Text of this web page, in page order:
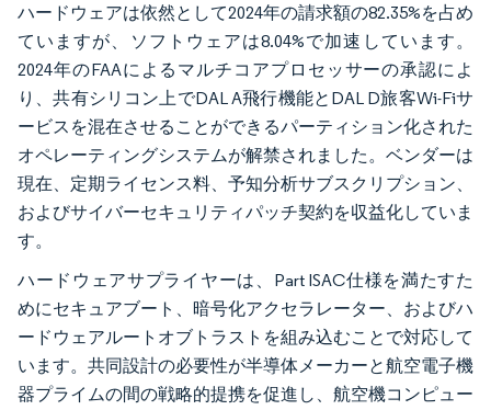
ハードウェアは依然として2024年の請求額の82.35%を占め
ていますが、ソフトウェアは8.04%で加速しています。
2024年のFAAによるマルチコアプロセッサーの承認によ
り、共有シリコン上でDAL A飛行機能とDAL D旅客Wi-Fiサ
ービスを混在させることができるパーティション化された
オペレーティングシステムが解禁されました。ベンダーは
現在、定期ライセンス料、予知分析サブスクリプション、
およびサイバーセキュリティパッチ契約を収益化していま
す。
ハードウェアサプライヤーは、Part ISAC仕様を満たすた
めにセキュアブート、暗号化アクセラレーター、およびハ
ードウェアルートオブトラストを組み込むことで対応して
います。共同設計の必要性が半導体メーカーと航空電子機
器プライムの間の戦略的提携を促進し、航空機コンピュー